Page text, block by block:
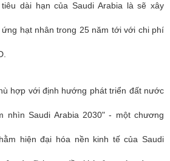
dài hạn của Saudi Arabia là sẽ xây
hạt nhân trong 25 năm tới với chi phí
hợp với định hướng phát triển đất nước
nhìn Saudi Arabia 2030" - một chương
hiện đại hóa nền kinh tế của Saudi